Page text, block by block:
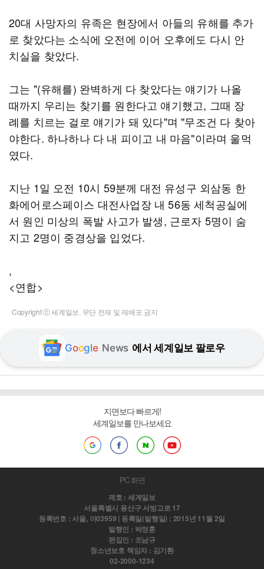
20대 사망자의 유족은 현장에서 아들의 유해를 추가
로 찾았다는 소식에 오전에 이어 오후에도 다시 안
치실을 찾았다.
그는 "(유해를) 완벽하게 다 찾았다는 얘기가 나올
때까지 우리는 찾기를 원한다고 얘기했고, 그때 장
례를 치르는 걸로 얘기가 돼 있다"며 "무조건 다 찾아
야한다. 하나하나 다 내 피이고 내 마음"이라며 울먹
였다.
지난 1일 오전 10시 59분께 대전 유성구 외삼동 한
화에어로스페이스 대전사업장 내 56동 세척공실에
서 원인 미상의 폭발 사고가 발생, 근로자 5명이 숨
지고 2명이 중경상을 입었다.
,
<연합>
Copyright ⓒ 세계일보. 무단 전재 및 재배포 금지
Google News 에서 세계일보 팔로우
지면보다 빠르게!
세계일보를 만나보세요
PC 화면
제호 : 세계일보
서울특별시 용산구 서빙고로 17
등록번호 : 서울, 아03959 | 등록일(발행일) : 2015년 11월 2일
발행인 : 박정훈
편집인 : 조남규
청소년보호 책임자 : 김기환
02-2000-1234